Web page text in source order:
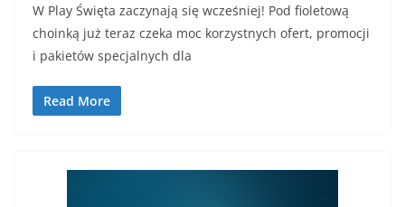
W Play Święta zaczynają się wcześniej! Pod fioletową
choinką już teraz czeka moc korzystnych ofert, promocji
i pakietów specjalnych dla
Read More